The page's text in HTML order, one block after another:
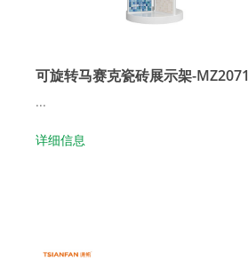
可旋转马赛克瓷砖展示架-MZ2071
...
详细信息